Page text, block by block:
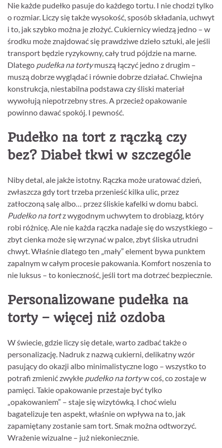
Nie każde pudełko pasuje do każdego tortu. I nie chodzi tylko
o rozmiar. Liczy się także wysokość, sposób składania, uchwyt
i to, jak szybko można je złożyć. Cukiernicy wiedzą jedno – w
środku może znajdować się prawdziwe dzieło sztuki, ale jeśli
transport będzie ryzykowny, cały trud pójdzie na marne.
Dlatego pudełka na tortymuszą łączyć jedno z drugim –
muszą dobrze wyglądać i równie dobrze działać. Chwiejna
konstrukcja, niestabilna podstawa czy śliski materiał
wywołują niepotrzebny stres. A przecież opakowanie
powinno dawać spokój. I pewność.
Pudełko na tort z rączką czy
bez? Diabeł tkwi w szczególe
Niby detal, ale jakże istotny. Rączka może uratować dzień,
zwłaszcza gdy tort trzeba przenieść kilka ulic, przez
zatłoczoną salę albo… przez śliskie kafelki w domu babci.
Pudełko na tortz wygodnym uchwytem to drobiazg, który
robi różnicę. Ale nie każda rączka nadaje się do wszystkiego –
zbyt cienka może się wrzynać w palce, zbyt śliska utrudni
chwyt. Właśnie dlatego ten „mały” element bywa punktem
zapalnym w całym procesie pakowania. Komfort noszenia to
nie luksus – to konieczność, jeśli tort ma dotrzeć bezpiecznie.
Personalizowane pudełka na
torty – więcej niż ozdoba
W świecie, gdzie liczy się detale, warto zadbać także o
personalizację. Nadruk z nazwą cukierni, delikatny wzór
pasujący do okazji albo minimalistyczne logo – wszystko to
potrafi zmienić zwykłe pudełko na tortyw coś, co zostaje w
pamięci. Takie opakowanie przestaje być tylko
„opakowaniem” – staje się wizytówką. I choć wielu
bagatelizuje ten aspekt, właśnie on wpływa na to, jak
zapamiętany zostanie sam tort. Smak można odtworzyć.
Wrażenie wizualne – już niekoniecznie.